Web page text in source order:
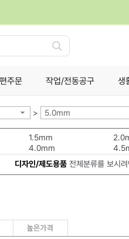
검
주문 작업/전동공구 생
> 5.0mm
1.5mm
4.0mm
디자인/제도용품전체분류를 보시